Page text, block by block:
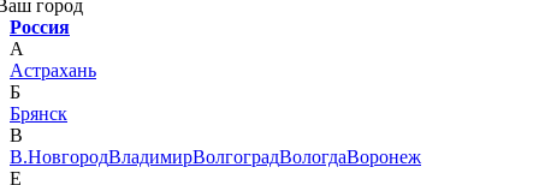
город
Россия
А
Астрахань
Б
Брянск
В
В.НовгородВладимирВолгоградВологдаВоронеж
Е